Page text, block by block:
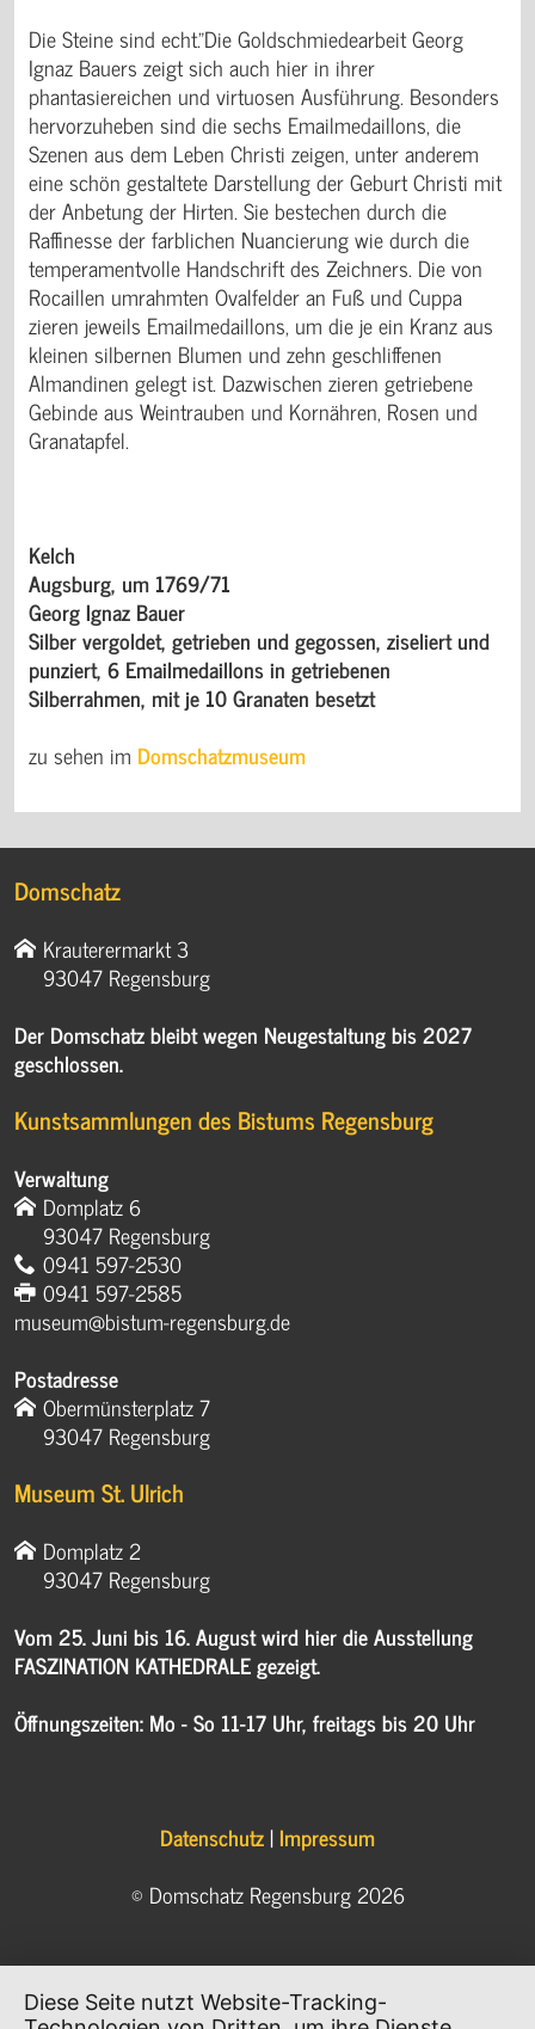
Die Steine sind echt."Die Goldschmiedearbeit Georg
Ignaz Bauers zeigt sich auch hier in ihrer
phantasiereichen und virtuosen Ausführung. Besonders
hervorzuheben sind die sechs Emailmedaillons, die
Szenen aus dem Leben Christi zeigen, unter anderem
eine schön gestaltete Darstellung der Geburt Christi mit
der Anbetung der Hirten. Sie bestechen durch die
Raffinesse der farblichen Nuancierung wie durch die
temperamentvolle Handschrift des Zeichners. Die von
Rocaillen umrahmten Ovalfelder an Fuß und Cuppa
zieren jeweils Emailmedaillons, um die je ein Kranz aus
kleinen silbernen Blumen und zehn geschliffenen
Almandinen gelegt ist. Dazwischen zieren getriebene
Gebinde aus Weintrauben und Kornähren, Rosen und
Granatapfel.
Kelch
Augsburg, um 1769/71
Georg Ignaz Bauer
Silber vergoldet, getrieben und gegossen, ziseliert und
punziert, 6 Emailmedaillons in getriebenen
Silberrahmen, mit je 10 Granaten besetzt
zu sehen im Domschatzmuseum
Domschatz
Krauterermarkt 3
93047 Regensburg
Der Domschatz bleibt wegen Neugestaltung bis 2027
geschlossen.
Kunstsammlungen des Bistums Regensburg
Verwaltung
Domplatz 6
93047 Regensburg
0941 597-2530
0941 597-2585
museum@bistum-regensburg.de
Postadresse
Obermünsterplatz 7
93047 Regensburg
Museum St. Ulrich
Domplatz 2
93047 Regensburg
Vom 25. Juni bis 16. August wird hier die Ausstellung
FASZINATION KATHEDRALE gezeigt.
Öffnungszeiten: Mo - So 11-17 Uhr, freitags bis 20 Uhr
Datenschutz|Impressum
© Domschatz Regensburg 2026
Diese Seite nutzt Website-Tracking-